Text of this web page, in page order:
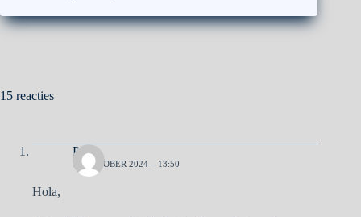
15 reacties
Pa
11 OKTOBER 2024 – 13:50
Hola,